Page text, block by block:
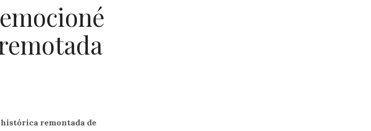
histórica remontada de